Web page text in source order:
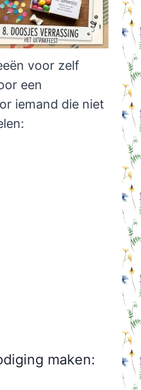
voor zelf
een
iemand die niet
maken: